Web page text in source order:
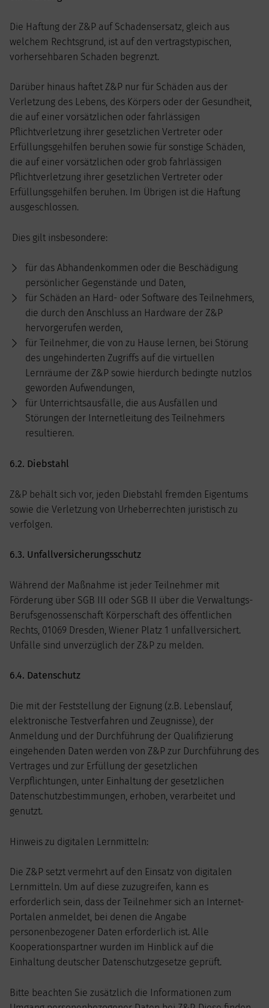
Die Haftung der Z&P auf Schadensersatz, gleich aus
welchem Rechtsgrund, ist auf den vertragstypischen,
vorhersehbaren Schaden begrenzt.
Darüber hinaus haftet Z&P nur für Schäden aus der
Verletzung des Lebens, des Körpers oder der Gesundheit,
die auf einer vorsätzlichen oder fahrlässigen
Pflichtverletzung ihrer gesetzlichen Vertreter oder
Erfüllungsgehilfen beruhen sowie für sonstige Schäden,
die auf einer vorsätzlichen oder grob fahrlässigen
Pflichtverletzung ihrer gesetzlichen Vertreter oder
Erfüllungsgehilfen beruhen. Im Übrigen ist die Haftung
ausgeschlossen.
Dies gilt insbesondere:
für das Abhandenkommen oder die Beschädigung
persönlicher Gegenstände und Daten,
für Schäden an Hard- oder Software des Teilnehmers,
die durch den Anschluss an Hardware der Z&P
hervorgerufen werden,
für Teilnehmer, die von zu Hause lernen, bei Störung
des ungehinderten Zugriffs auf die virtuellen
Lernräume der Z&P sowie hierdurch bedingte nutzlos
geworden Aufwendungen,
für Unterrichtsausfälle, die aus Ausfällen und
Störungen der Internetleitung des Teilnehmers
resultieren.
6.2. Diebstahl
Z&P behält sich vor, jeden Diebstahl fremden Eigentums
sowie die Verletzung von Urheberrechten juristisch zu
verfolgen.
6.3. Unfallversicherungsschutz
Während der Maßnahme ist jeder Teilnehmer mit
Förderung über SGB III oder SGB II über die Verwaltungs-
Berufsgenossenschaft Körperschaft des öffentlichen
Rechts, 01069 Dresden, Wiener Platz 1 unfallversichert.
Unfälle sind unverzüglich der Z&P zu melden.
6.4. Datenschutz
Die mit der Feststellung der Eignung (z.B. Lebenslauf,
elektronische Testverfahren und Zeugnisse), der
Anmeldung und der Durchführung der Qualifizierung
eingehenden Daten werden von Z&P zur Durchführung des
Vertrages und zur Erfüllung der gesetzlichen
Verpflichtungen, unter Einhaltung der gesetzlichen
Datenschutzbestimmungen, erhoben, verarbeitet und
genutzt.
Hinweis zu digitalen Lernmitteln:
Die Z&P setzt vermehrt auf den Einsatz von digitalen
Lernmitteln. Um auf diese zuzugreifen, kann es
erforderlich sein, dass der Teilnehmer sich an Internet-
Portalen anmeldet, bei denen die Angabe
personenbezogener Daten erforderlich ist. Alle
Kooperationspartner wurden im Hinblick auf die
Einhaltung deutscher Datenschutzgesetze geprüft.
Bitte beachten Sie zusätzlich die Informationen zum